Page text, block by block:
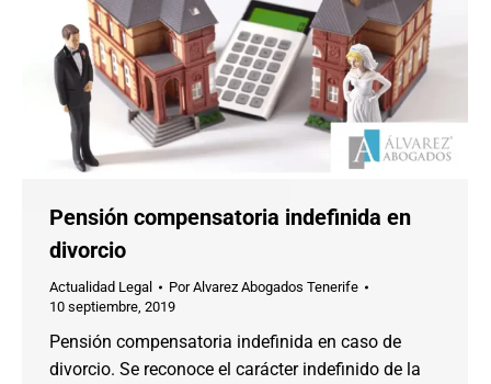
Pensión compensatoria indefinida en
divorcio
Actualidad Legal PorAlvarez Abogados Tenerife
10 septiembre, 2019
Pensión compensatoria indefinida en caso de
divorcio. Se reconoce el carácter indefinido de la